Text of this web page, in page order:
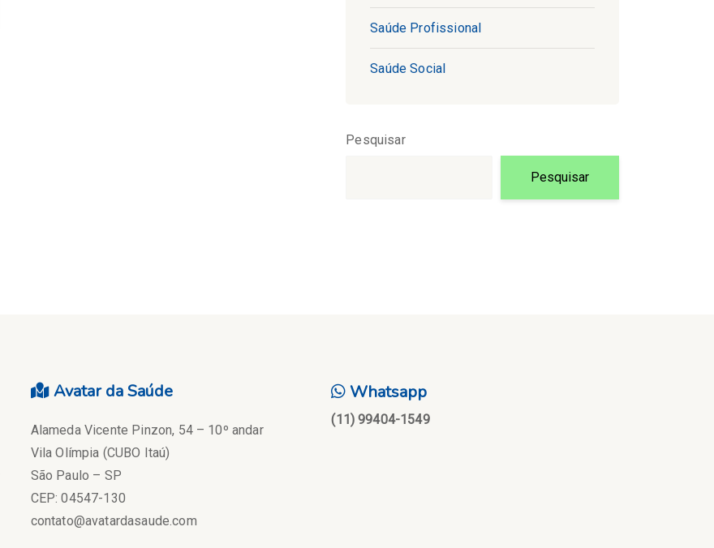
Saúde Profissional
Saúde Social
Pesquisar
Pesquisar
Avatar da Saúde
Alameda Vicente Pinzon, 54 – 10º andar
Vila Olímpia (CUBO Itaú)
São Paulo – SP
CEP: 04547-130
contato@avatardasaude.com
Whatsapp
(11) 99404-1549